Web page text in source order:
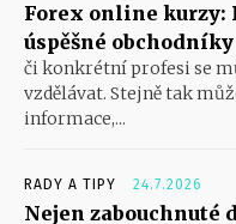
Forex online
úspěšné
či konkrétní profesi se
vzdělávat. Stejně tak
informace,...
RADY A TIPY 24.7.2026
Nejen zabouchnuté